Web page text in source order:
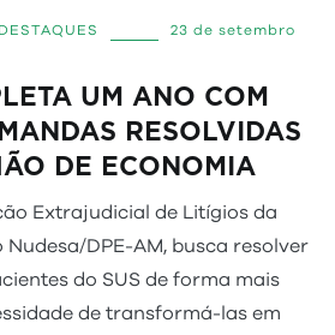
23 de setembro
UM ANO COM
RESOLVIDAS
DE ECONOMIA
Extrajudicial de Litígios da
Nudesa/DPE-AM, busca resolver
do SUS de forma mais
de transformá-las em